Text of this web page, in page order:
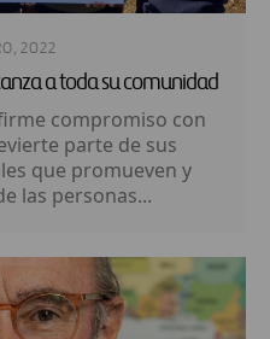
2022
a toda su comunidad
compromiso con
parte de sus
que promueven y
las personas...